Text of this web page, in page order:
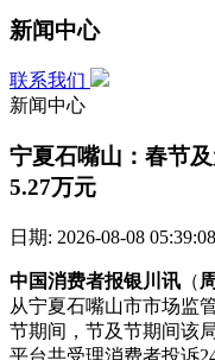
新闻中心
联系我们
新闻中心
宁夏石嘴山：春节
5.27万元
日期: 2026-08-08 05:39:08
中国消费者报银川讯 （
从宁夏石嘴山市市场监
节期间，节及节期间该
平台共受理消费者投诉